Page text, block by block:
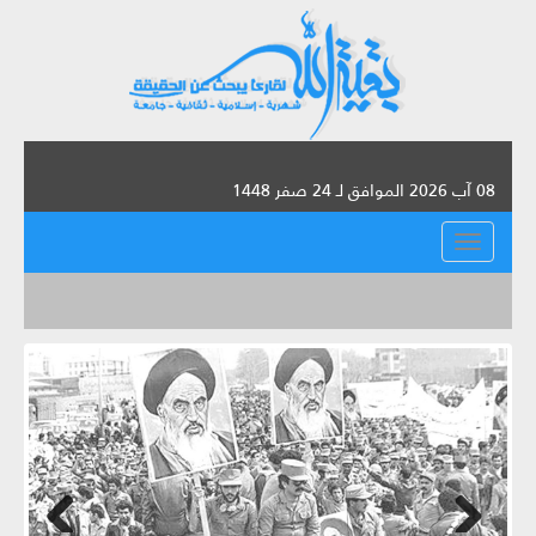
08 آب 2026 الموافق لـ 24 صفر 1448
القائمة